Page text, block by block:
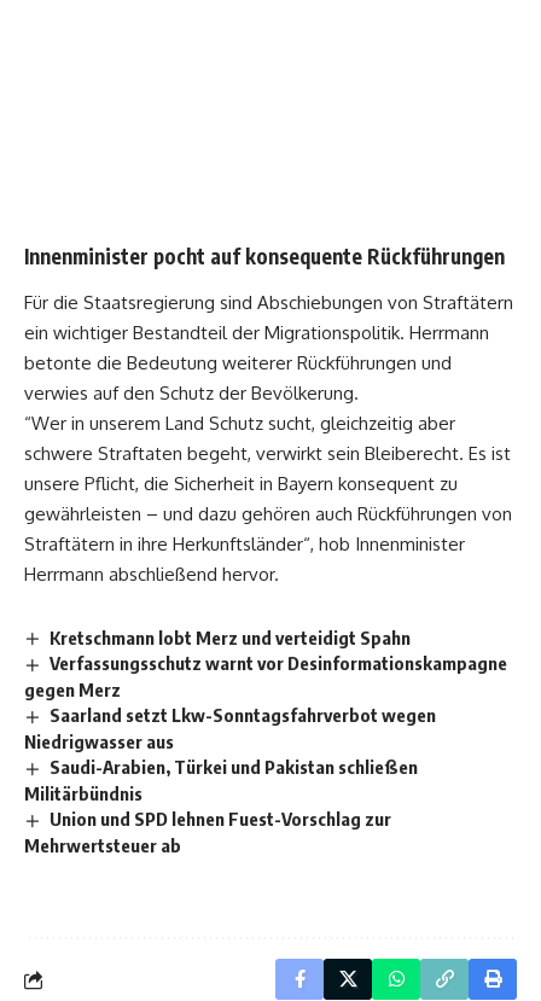
Innenminister pocht auf konsequente Rückführungen
Für die Staatsregierung sind Abschiebungen von Straftätern
ein wichtiger Bestandteil der Migrationspolitik. Herrmann
betonte die Bedeutung weiterer Rückführungen und
verwies auf den Schutz der Bevölkerung.
“Wer in unserem Land Schutz sucht, gleichzeitig aber
schwere Straftaten begeht, verwirkt sein Bleiberecht. Es ist
unsere Pflicht, die Sicherheit in Bayern konsequent zu
gewährleisten – und dazu gehören auch Rückführungen von
Straftätern in ihre Herkunftsländer“, hob Innenminister
Herrmann abschließend hervor.
Kretschmann lobt Merz und verteidigt Spahn
Verfassungsschutz warnt vor Desinformationskampagne
gegen Merz
Saarland setzt Lkw-Sonntagsfahrverbot wegen
Niedrigwasser aus
Saudi-Arabien, Türkei und Pakistan schließen
Militärbündnis
Union und SPD lehnen Fuest-Vorschlag zur
Mehrwertsteuer ab